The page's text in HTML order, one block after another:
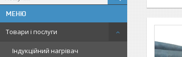
Товари і послуги
Індукційний нагрівач